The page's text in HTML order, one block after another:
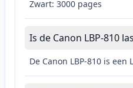
Zwart: 3000 pages
Is de Canon LBP-810
De Canon LBP-810 is een